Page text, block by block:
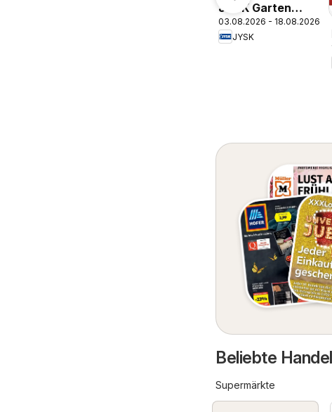
JYSK Garten
Abverkauf Spare
Bis Zu 60%
03.08.2026 - 18.08.2026
JYSK
Beliebte
Supermärkte